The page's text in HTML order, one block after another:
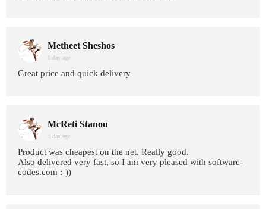
Metheet Sheshos
1 day age
Great price and quick delivery
McReti Stanou
1 day age
Product was cheapest on the net. Really good.
Also delivered very fast, so I am very pleased with software-
codes.com :-))